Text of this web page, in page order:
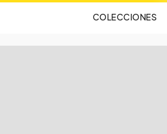
COLECCIONES